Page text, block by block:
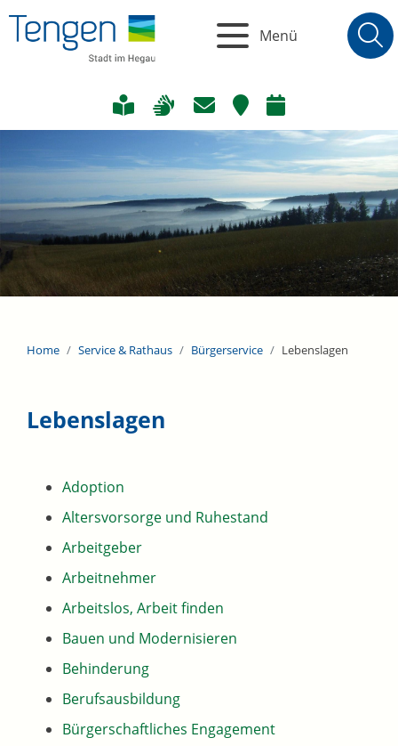
Menü
Home Service & Rathaus Bürgerservice Lebenslagen
Lebenslagen
Adoption
Altersvorsorge und Ruhestand
Arbeitgeber
Arbeitnehmer
Arbeitslos, Arbeit finden
Bauen und Modernisieren
Behinderung
Berufsausbildung
Bürgerschaftliches Engagement